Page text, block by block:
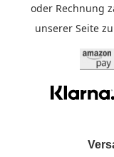
oder Rechnung
unserer Seite
Klarna